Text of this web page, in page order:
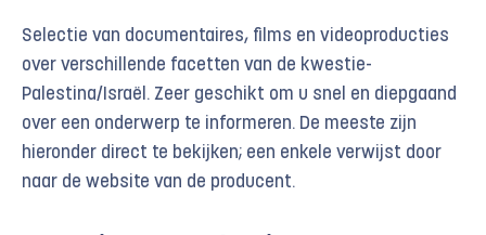
Selectie van documentaires, films en videoproducties
over verschillende facetten van de kwestie-
Palestina/Israël. Zeer geschikt om u snel en diepgaand
over een onderwerp te informeren. De meeste zijn
hieronder direct te bekijken; een enkele verwijst door
naar de website van de producent.